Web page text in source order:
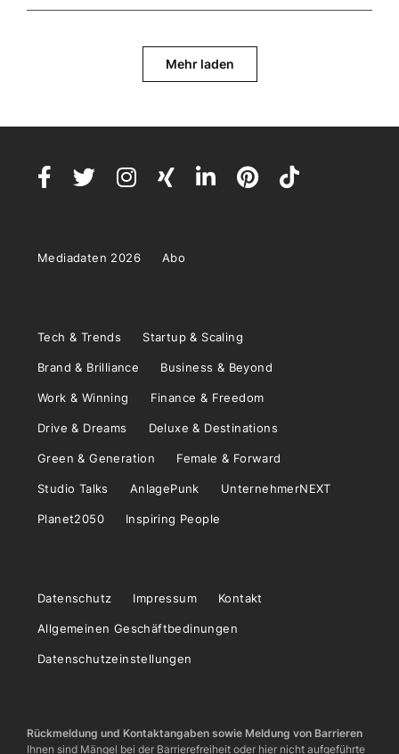
Mehr laden
Mediadaten 2026 Abo
Tech & Trends Startup & Scaling
Brand & Brilliance Business & Beyond
Work & Winning Finance & Freedom
Drive & Dreams Deluxe & Destinations
Green & Generation Female & Forward
Studio Talks AnlagePunk UnternehmerNEXT
Planet2050 Inspiring People
Datenschutz Impressum Kontakt
Allgemeinen Geschäftbedinungen
Datenschutzeinstellungen
Rückmeldung und Kontaktangaben sowie Meldung von Barrieren
Ihnen sind Mängel bei der Barrierefreiheit oder hier nicht aufgeführte